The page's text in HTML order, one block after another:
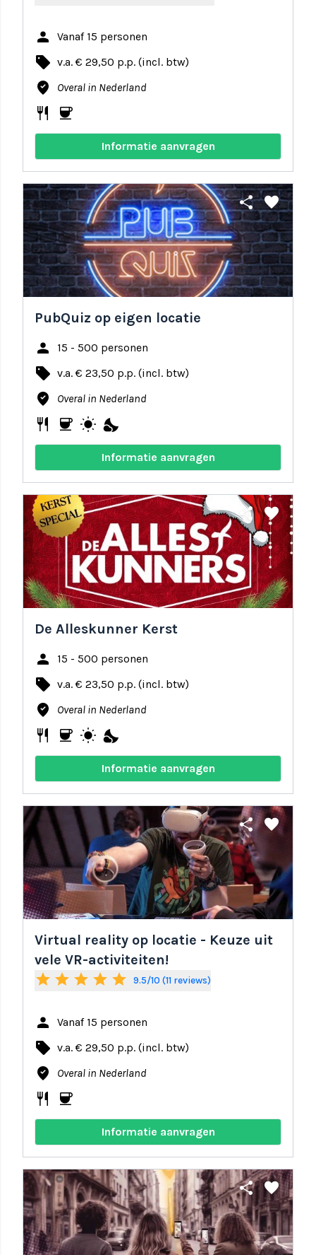
person Vanaf 15 personen
local_offer v.a. € 29,50 p.p. (incl. btw)
where_to_vote Overal in Nederland
restaurant coffee
Informatie aanvragen
share favorite
PubQuiz op eigen locatie
person 15 - 500 personen
local_offer v.a. € 23,50 p.p. (incl. btw)
where_to_vote Overal in Nederland
restaurant coffee wb_sunny nights_stay
Informatie aanvragen
share favorite
De Alleskunner Kerst
person 15 - 500 personen
local_offer v.a. € 23,50 p.p. (incl. btw)
where_to_vote Overal in Nederland
restaurant coffee wb_sunny nights_stay
Informatie aanvragen
share favorite
Virtual reality op locatie - Keuze uit
vele VR-activiteiten!
star star star star star 9.5/10 (11 reviews)
person Vanaf 15 personen
local_offer v.a. € 29,50 p.p. (incl. btw)
where_to_vote Overal in Nederland
restaurant coffee
Informatie aanvragen
share favorite